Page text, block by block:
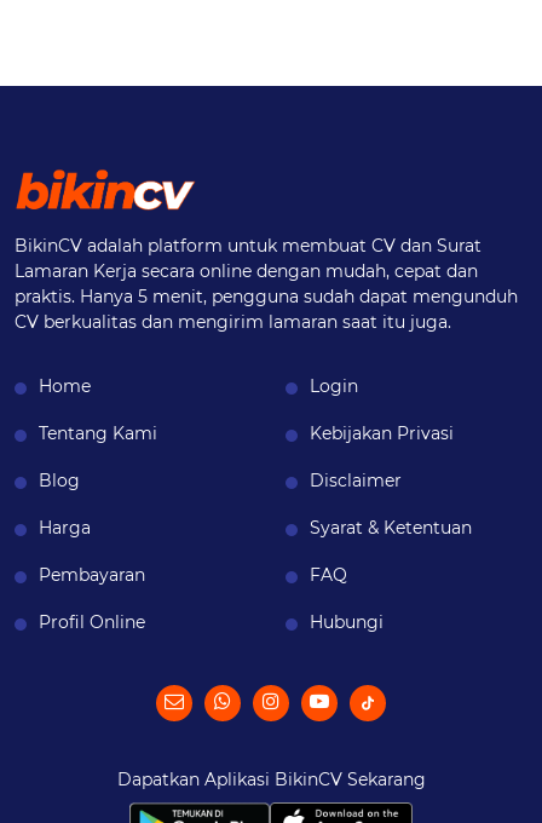
BikinCV adalah platform untuk membuat CV dan Surat
Lamaran Kerja secara online dengan mudah, cepat dan
praktis. Hanya 5 menit, pengguna sudah dapat mengunduh
CV berkualitas dan mengirim lamaran saat itu juga.
Home
Tentang Kami
Blog
Harga
Pembayaran
Profil Online
Login
Kebijakan Privasi
Disclaimer
Syarat & Ketentuan
FAQ
Hubungi
Dapatkan Aplikasi BikinCV Sekarang